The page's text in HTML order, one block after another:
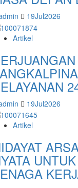
19Jul2026
Artikel
19Jul2026
Artikel